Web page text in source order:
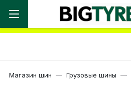
Мы работаем! Большой
доставка по
Магазин шин Грузовые шины